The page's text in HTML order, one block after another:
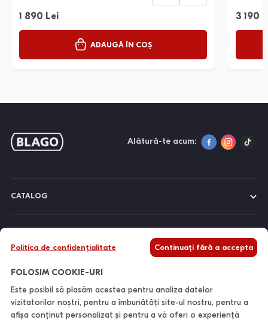
1 890 Lei
ADAUGĂ ÎN COȘ
3 190
Alătură-te acum:
CATALOG
INFORMAȚII
CONTACTE
Politica de confidențialitate Continuați fără a accepta
FOLOSIM COOKIE-URI
Este posibil să plasăm acestea pentru analiza datelor
vizitatorilor noștri, pentru a îmbunătăți site-ul nostru, pentru a
afișa conținut personalizat și pentru a vă oferi o experiență